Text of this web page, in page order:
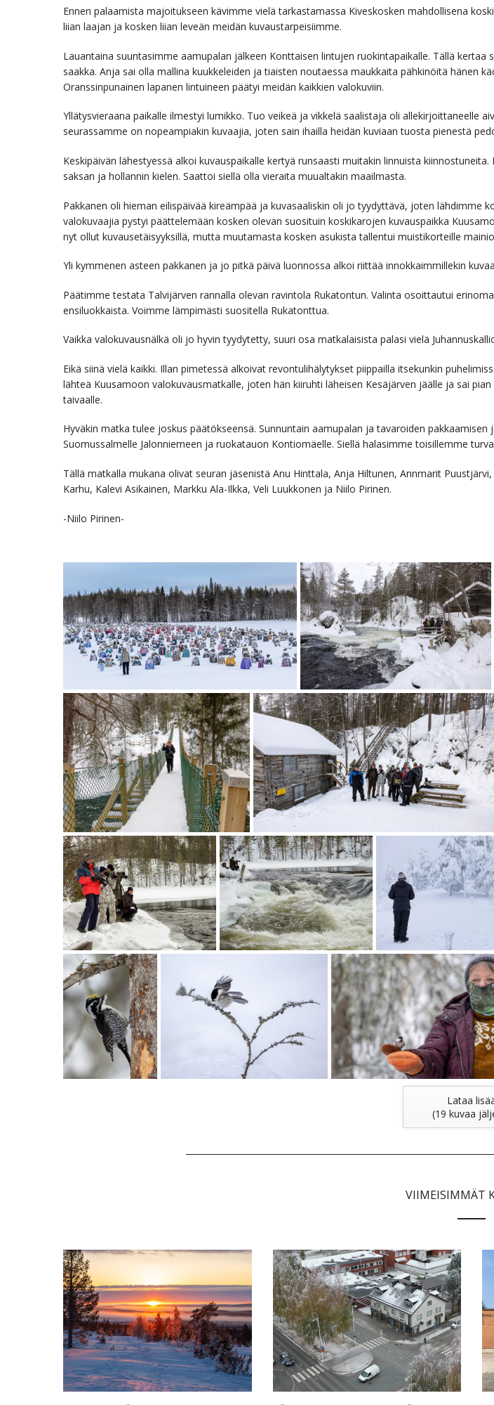
Ennen palaamista majoitukseen kävimme vielä tarkastamassa Kiveskosken mahdollisena
liian laajan ja kosken liian leveän meidän kuvaustarpeisiimme.
Lauantaina suuntasimme aamupalan jälkeen Konttaisen lintujen ruokintapaikalle. Tällä
saakka. Anja sai olla mallina kuukkeleiden ja tiaisten noutaessa maukkaita pähkinöitä hänen
Oranssinpunainen lapanen lintuineen päätyi meidän kaikkien valokuviin.
Yllätysvieraana paikalle ilmestyi lumikko. Tuo veikeä ja vikkelä saalistaja oli allekirjoittaneelle
seurassamme on nopeampiakin kuvaajia, joten sain ihailla heidän kuviaan tuosta pienestä
Keskipäivän lähestyessä alkoi kuvauspaikalle kertyä runsaasti muitakin linnuista
saksan ja hollannin kielen. Saattoi siellä olla vieraita muualtakin maailmasta.
Pakkanen oli hieman eilispäivää kireämpää ja kuvasaaliskin oli jo tyydyttävä, joten lähdimme
valokuvaajia pystyi päättelemään kosken olevan suosituin koskikarojen kuvauspaikka
nyt ollut kuvausetäisyyksillä, mutta muutamasta kosken asukista tallentui muistikorteille
Yli kymmenen asteen pakkanen ja jo pitkä päivä luonnossa alkoi riittää innokkaimmillekin
Päätimme testata Talvijärven rannalla olevan ravintola Rukatontun. Valinta osoittautui
ensiluokkaista. Voimme lämpimästi suositella Rukatonttua.
Vaikka valokuvausnälkä oli jo hyvin tyydytetty, suuri osa matkalaisista palasi vielä
Eikä siinä vielä kaikki. Illan pimetessä alkoivat revontulihälytykset piippailla itsekunkin
lähteä Kuusamoon valokuvausmatkalle, joten hän kiiruhti läheisen Kesäjärven jäälle ja sai
taivaalle.
Hyväkin matka tulee joskus päätökseensä. Sunnuntain aamupalan ja tavaroiden
Suomussalmelle Jalonniemeen ja ruokatauon Kontiomäelle. Siellä halasimme toisillemme
Tällä matkalla mukana olivat seuran jäsenistä Anu Hinttala, Anja Hiltunen, Annmarit
Karhu, Kalevi Asikainen, Markku Ala-Ilkka, Veli Luukkonen ja Niilo Pirinen.
-Niilo Pirinen-
Lataa
(19 kuvaa
VIIMEISIMMÄT